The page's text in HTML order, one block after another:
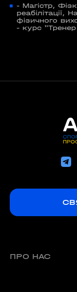
- Магістр,
реабілітації,
фізичного
- курс
ПРО НАС